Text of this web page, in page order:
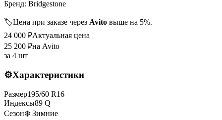
Бренд: Bridgestone
🏷️Цена при заказе через Avito выше на 5%.
24 000 ₽Актуальная цена
25 200 ₽на Avito
за 4 шт
⚙️Характеристики
Размер195/60 R16
Индексы89 Q
Сезон❄️ Зимние